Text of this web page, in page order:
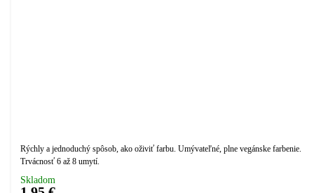
Rýchly a jednoduchý spôsob, ako oživiť farbu. Umývateľné, plne vegánske farbenie.
Trvácnosť 6 až 8 umytí.
Skladom